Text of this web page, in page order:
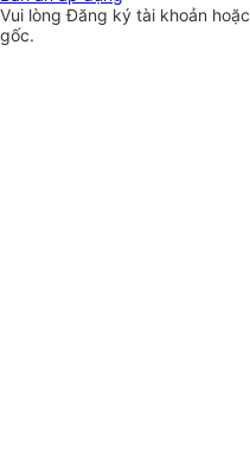
Vui lòngĐăng ký tài khoản hoặc
gốc.